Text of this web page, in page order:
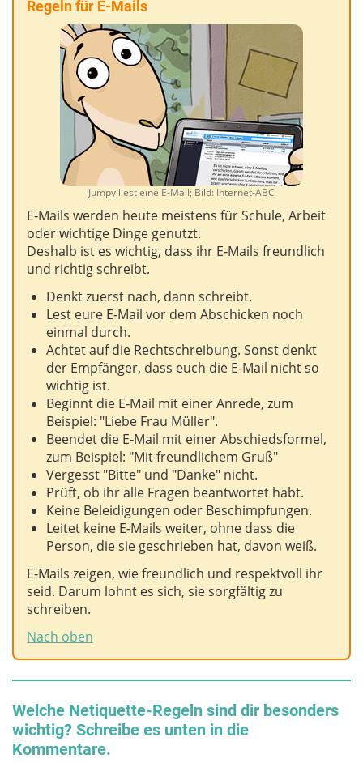
Regeln für E-Mails
Jumpy liest eine E-Mail; Bild: Internet-ABC
E‑Mails werden heute meistens für Schule, Arbeit
oder wichtige Dinge genutzt.
Deshalb ist es wichtig, dass ihr E‑Mails freundlich
und richtig schreibt.
Denkt zuerst nach, dann schreibt.
Lest eure E‑Mail vor dem Abschicken noch
einmal durch.
Achtet auf die Rechtschreibung. Sonst denkt
der Empfänger, dass euch die E‑Mail nicht so
wichtig ist.
Beginnt die E‑Mail mit einer Anrede, zum
Beispiel: "Liebe Frau Müller".
Beendet die E‑Mail mit einer Abschiedsformel,
zum Beispiel: "Mit freundlichem Gruß"
Vergesst "Bitte" und "Danke" nicht.
Prüft, ob ihr alle Fragen beantwortet habt.
Keine Beleidigungen oder Beschimpfungen.
Leitet keine E‑Mails weiter, ohne dass die
Person, die sie geschrieben hat, davon weiß.
E‑Mails zeigen, wie freundlich und respektvoll ihr
seid. Darum lohnt es sich, sie sorgfältig zu
schreiben.
Nach oben
Welche Netiquette-Regeln sind dir besonders
wichtig? Schreibe es unten in die
Kommentare.